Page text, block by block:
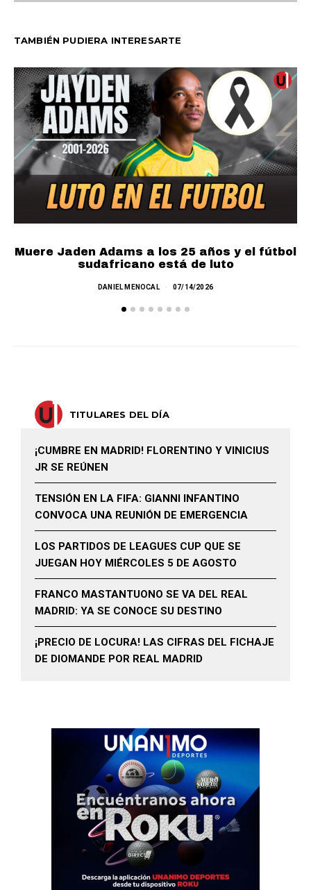
TAMBIÉN PUDIERA INTERESARTE
Muere Jaden Adams a los 25 años y el fútbol
sudafricano está de luto
DANIEL MENOCAL 07/14/2026
TITULARES DEL DÍA
¡CUMBRE EN MADRID! FLORENTINO Y VINICIUS
JR SE REÚNEN
TENSIÓN EN LA FIFA: GIANNI INFANTINO
CONVOCA UNA REUNIÓN DE EMERGENCIA
LOS PARTIDOS DE LEAGUES CUP QUE SE
JUEGAN HOY MIÉRCOLES 5 DE AGOSTO
FRANCO MASTANTUONO SE VA DEL REAL
MADRID: YA SE CONOCE SU DESTINO
¡PRECIO DE LOCURA! LAS CIFRAS DEL FICHAJE
DE DIOMANDE POR REAL MADRID